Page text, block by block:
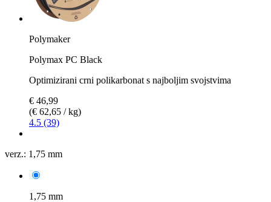
Polymaker
Polymax PC Black
Optimizirani crni polikarbonat s najboljim svojstvima
€ 46,99
(€ 62,65 / kg)
4.5 (39)
verz.: 1,75 mm
1,75 mm